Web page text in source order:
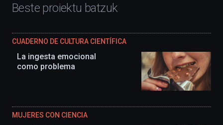
Beste proiektu batzuk
CUADERNO DE CULTURA CIENTÍFICA
La ingesta emocional
como problema
MUJERES CON CIENCIA